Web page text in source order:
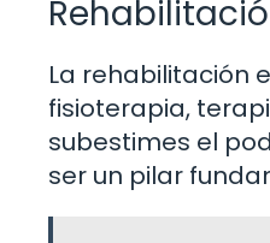
La rehabilitación
fisioterapia,
subestimes el
ser un pilar